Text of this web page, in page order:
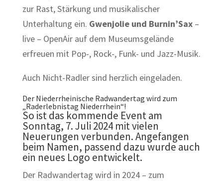
zur Rast, Stärkung und musikalischer
Unterhaltung ein. Gwenjolie und Burnin’Sax –
live – OpenAir auf dem Museumsgelände
erfreuen mit Pop-, Rock-, Funk- und Jazz-Musik.
Auch Nicht-Radler sind herzlich eingeladen.
Der Niederrheinische Radwandertag wird zum
„Raderlebnistag Niederrhein“!
So ist das kommende Event am
Sonntag, 7. Juli 2024 mit vielen
Neuerungen verbunden. Angefangen
beim Namen, passend dazu wurde auch
ein neues Logo entwickelt.
Der Radwandertag wird in 2024 – zum